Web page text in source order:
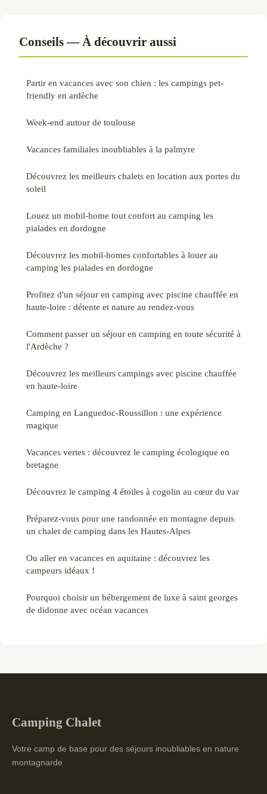
Conseils — À découvrir aussi
Partir en vacances avec son chien : les campings pet-
friendly en ardèche
Week-end autour de toulouse
Vacances familiales inoubliables à la palmyre
Découvrez les meilleurs chalets en location aux portes du
soleil
Louez un mobil-home tout confort au camping les
pialades en dordogne
Découvrez les mobil-homes confortables à louer au
camping les pialades en dordogne
Profitez d'un séjour en camping avec piscine chauffée en
haute-loire : détente et nature au rendez-vous
Comment passer un séjour en camping en toute sécurité à
l'Ardèche ?
Découvrez les meilleurs campings avec piscine chauffée
en haute-loire
Camping en Languedoc-Roussillon : une expérience
magique
Vacances vertes : découvrez le camping écologique en
bretagne
Découvrez le camping 4 étoiles à cogolin au cœur du var
Préparez-vous pour une randonnée en montagne depuis
un chalet de camping dans les Hautes-Alpes
Ou aller en vacances en aquitaine : découvrez les
campeurs idéaux !
Pourquoi choisir un hébergement de luxe à saint georges
de didonne avec océan vacances
Camping Chalet
Votre camp de base pour des séjours inoubliables en nature
montagnarde